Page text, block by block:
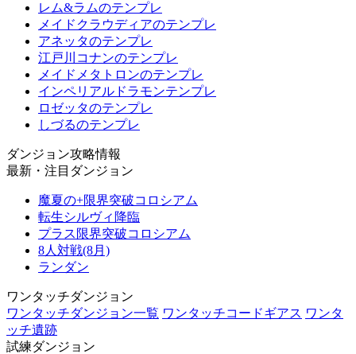
レム&ラムのテンプレ
メイドクラウディアのテンプレ
アネッタのテンプレ
江戸川コナンのテンプレ
メイドメタトロンのテンプレ
インペリアルドラモンテンプレ
ロゼッタのテンプレ
しづるのテンプレ
ダンジョン攻略情報
最新・注目ダンジョン
魔夏の+限界突破コロシアム
転生シルヴィ降臨
プラス限界突破コロシアム
8人対戦(8月)
ランダン
ワンタッチダンジョン
ワンタッチダンジョン一覧 ワンタッチコードギアス ワンタ
ッチ遺跡
試練ダンジョン